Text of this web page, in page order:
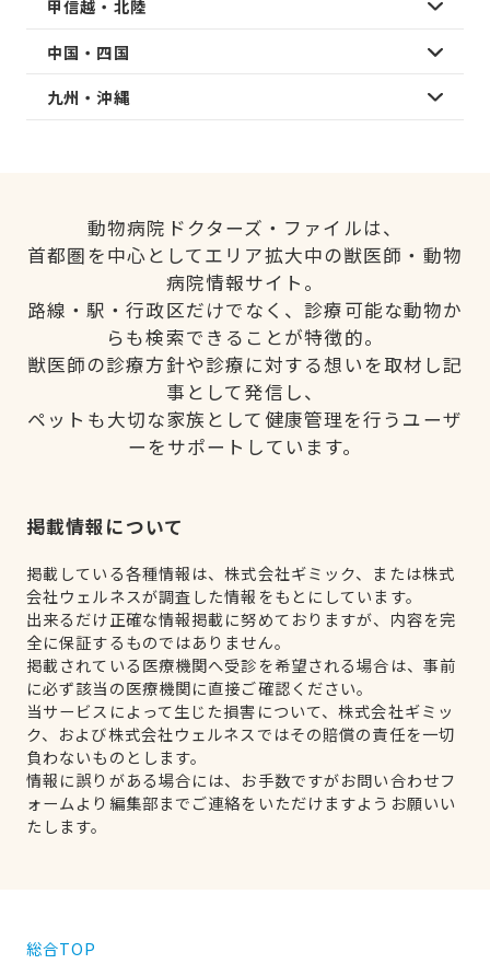
甲信越・北陸
中国・四国
九州・沖縄
動物病院ドクターズ・ファイルは、
首都圏を中心としてエリア拡大中の獣医師・動物
病院情報サイト。
路線・駅・行政区だけでなく、診療可能な動物か
らも検索できることが特徴的。
獣医師の診療方針や診療に対する想いを取材し記
事として発信し、
ペットも大切な家族として健康管理を行うユーザ
ーをサポートしています。
掲載情報について
掲載している各種情報は、株式会社ギミック、または株式
会社ウェルネスが調査した情報をもとにしています。
出来るだけ正確な情報掲載に努めておりますが、内容を完
全に保証するものではありません。
掲載されている医療機関へ受診を希望される場合は、事前
に必ず該当の医療機関に直接ご確認ください。
当サービスによって生じた損害について、株式会社ギミッ
ク、および株式会社ウェルネスではその賠償の責任を一切
負わないものとします。
情報に誤りがある場合には、お手数ですがお問い合わせフ
ォームより編集部までご連絡をいただけますようお願いい
たします。
総合TOP